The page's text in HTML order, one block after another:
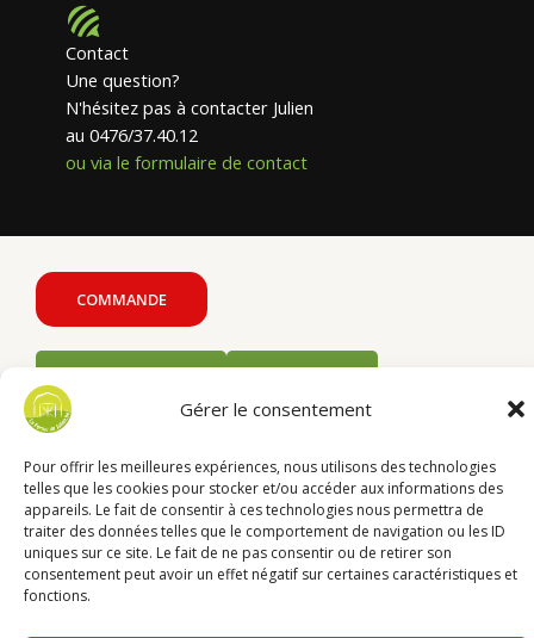
Gérer le consentement
Pour offrir les meilleures expériences, nous utilisons des technologies
telles que les cookies pour stocker et/ou accéder aux informations des
appareils. Le fait de consentir à ces technologies nous permettra de
traiter des données telles que le comportement de navigation ou les ID
uniques sur ce site. Le fait de ne pas consentir ou de retirer son
consentement peut avoir un effet négatif sur certaines caractéristiques et
fonctions.
Contact
Une question?
N'hésitez pas à contacter Julien
au 0476/37.40.12
ou via le formulaire de contact
COMMANDE
COLIS
LIMOUSIN PORC
COLIS
AGNEAU